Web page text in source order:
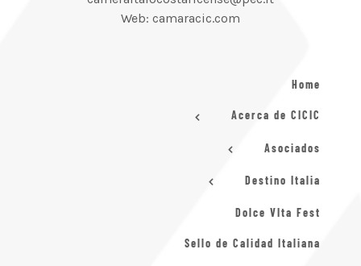
Web: camaracic.com
Home
Acerca de CICIC
Asociados
Destino Italia
Dolce VIta Fest
Sello de Calidad Italiana